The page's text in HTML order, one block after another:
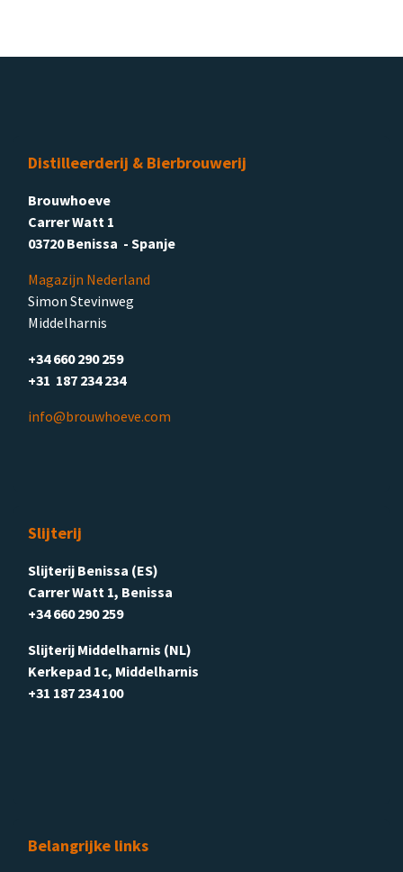
Distilleerderij & Bierbrouwerij
Brouwhoeve
Carrer Watt 1
03720 Benissa - Spanje
Magazijn Nederland
Simon Stevinweg
Middelharnis
+34 660 290 259
+31 187 234 234
info@brouwhoeve.com
Slijterij
Slijterij Benissa (ES)
Carrer Watt 1, Benissa
+34 660 290 259
Slijterij Middelharnis (NL)
Kerkepad 1c, Middelharnis
+31 187 234 100
Belangrijke links